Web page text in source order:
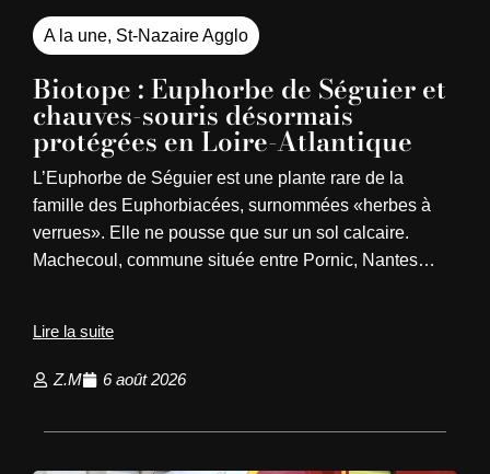
A la une, St-Nazaire Agglo
Biotope : Euphorbe de Séguier et
chauves-souris désormais
protégées en Loire-Atlantique
L’Euphorbe de Séguier est une plante rare de la
famille des Euphorbiacées, surnommées «herbes à
verrues». Elle ne pousse que sur un sol calcaire.
Machecoul, commune située entre Pornic, Nantes…
Lire la suite
Z.M 6 août 2026